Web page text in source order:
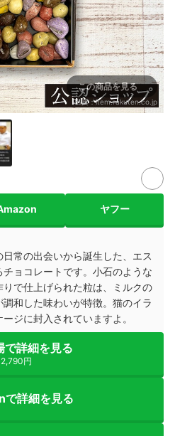
この商品を見る
出典：item.rakuten.co.jp
ヤフー
常の出会いから誕生した、エス
ョコレートです。小石のような
で仕上げられた粒は、ミルクの
和した味わいが特徴。猫のイラ
ジに封入されていますよ。
で詳細を見る
2,790円
詳細を見る